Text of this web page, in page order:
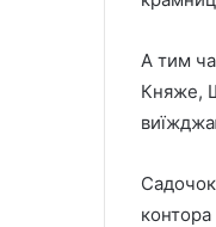
А тим
Княже,
контора